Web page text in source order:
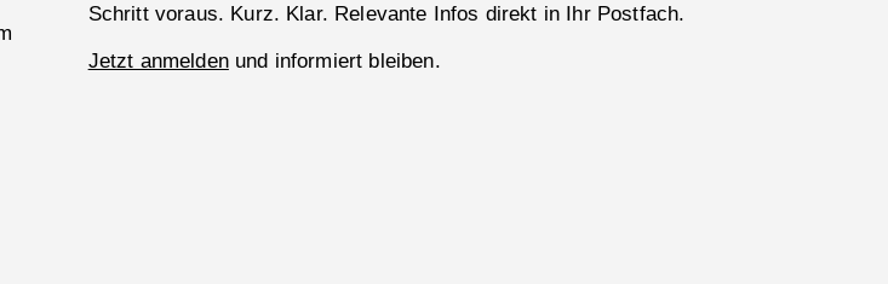
Schritt voraus. Kurz. Klar. Relevante Infos direkt in Ihr Postfach.
Jetzt anmeldenund informiert bleiben.